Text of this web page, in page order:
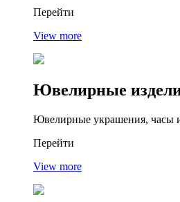
Перейти
View more
Ювелирные
Ювелирные украшения, часы
Перейти
View more